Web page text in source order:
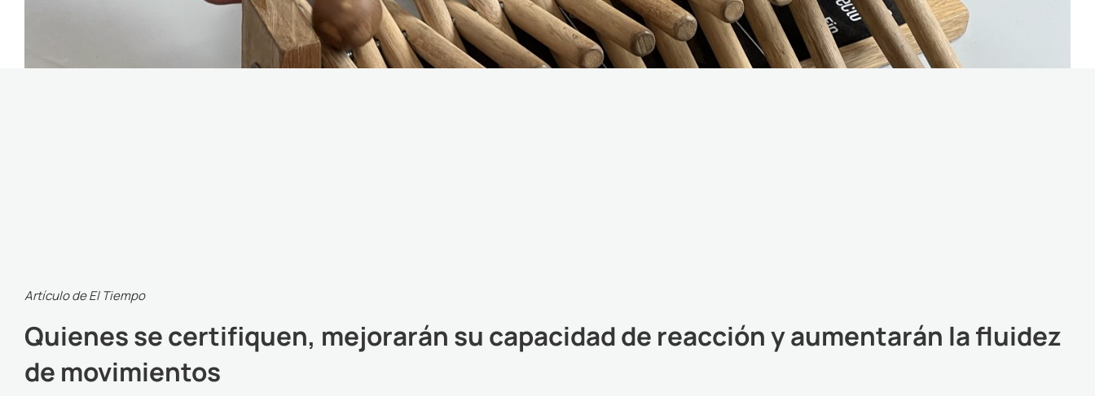
Artículo de El Tiempo
Quienes se certifiquen, mejorarán su capacidad de reacción y aumentarán la fluidez
de movimientos